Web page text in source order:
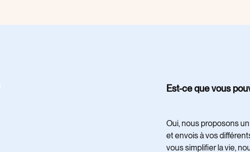
Est-ce que vous
Oui, nous proposons
et envois à vos
vous simplifier la vie,